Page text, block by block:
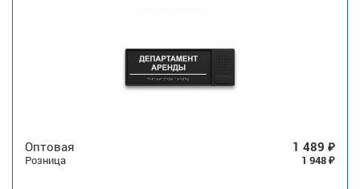
Оптовая 1 489 ₽
Розница 1 948 ₽